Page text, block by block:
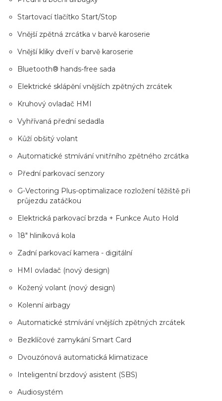
Startovací tlačítko Start/Stop
Vnější zpětná zrcátka v barvě karoserie
Vnější kliky dveří v barvě karoserie
Bluetooth® hands-free sada
Elektrické sklápění vnějších zpětných zrcátek
Kruhový ovladač HMI
Vyhřívaná přední sedadla
Kůží obšitý volant
Automatické stmívání vnitřního zpětného zrcátka
Přední parkovací senzory
G-Vectoring Plus-optimalizace rozložení těžiště při
průjezdu zatáčkou
Elektrická parkovací brzda + Funkce Auto Hold
18" hliníková kola
Zadní parkovací kamera - digitální
HMI ovladač (nový design)
Kožený volant (nový design)
Kolenní airbagy
Automatické stmívání vnějších zpětných zrcátek
Bezklíčové zamykání Smart Card
Dvouzónová automatická klimatizace
Inteligentní brzdový asistent (SBS)
Audiosystém